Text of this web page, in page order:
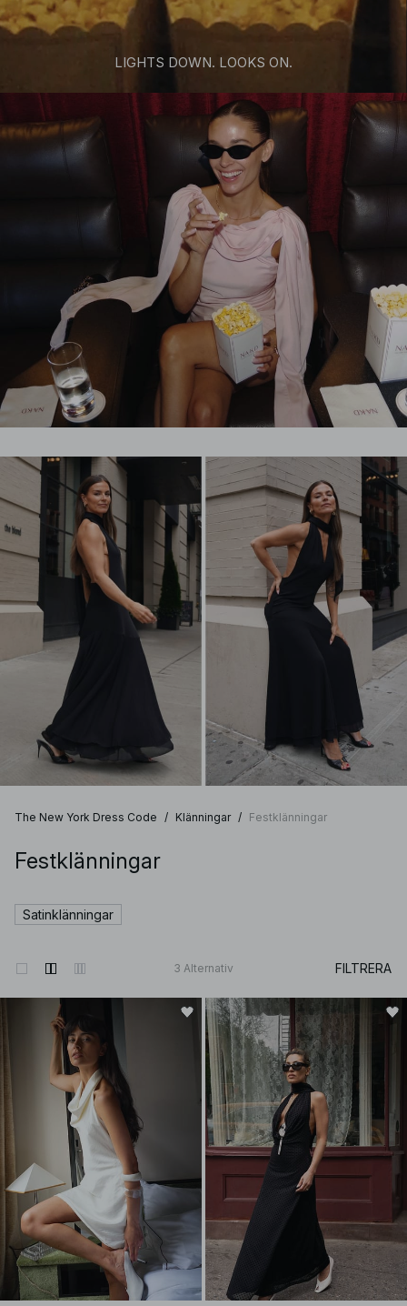
LIGHTS DOWN. LOOKS ON.
The New York Dress Code / Klänningar / Festklänningar
Festklänningar
Satinklänningar
3 Alternativ FILTRERA